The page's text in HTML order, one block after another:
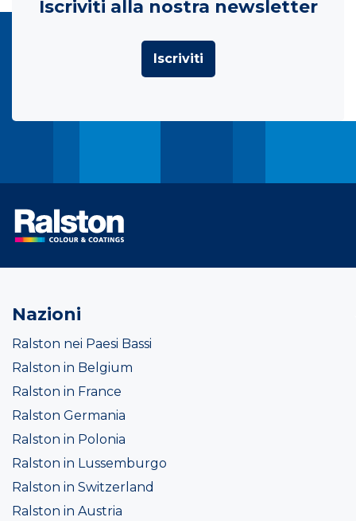
Iscriviti alla nostra newsletter
Iscriviti
Nazioni
Ralston nei Paesi Bassi
Ralston in Belgium
Ralston in France
Ralston Germania
Ralston in Polonia
Ralston in Lussemburgo
Ralston in Switzerland
Ralston in Austria